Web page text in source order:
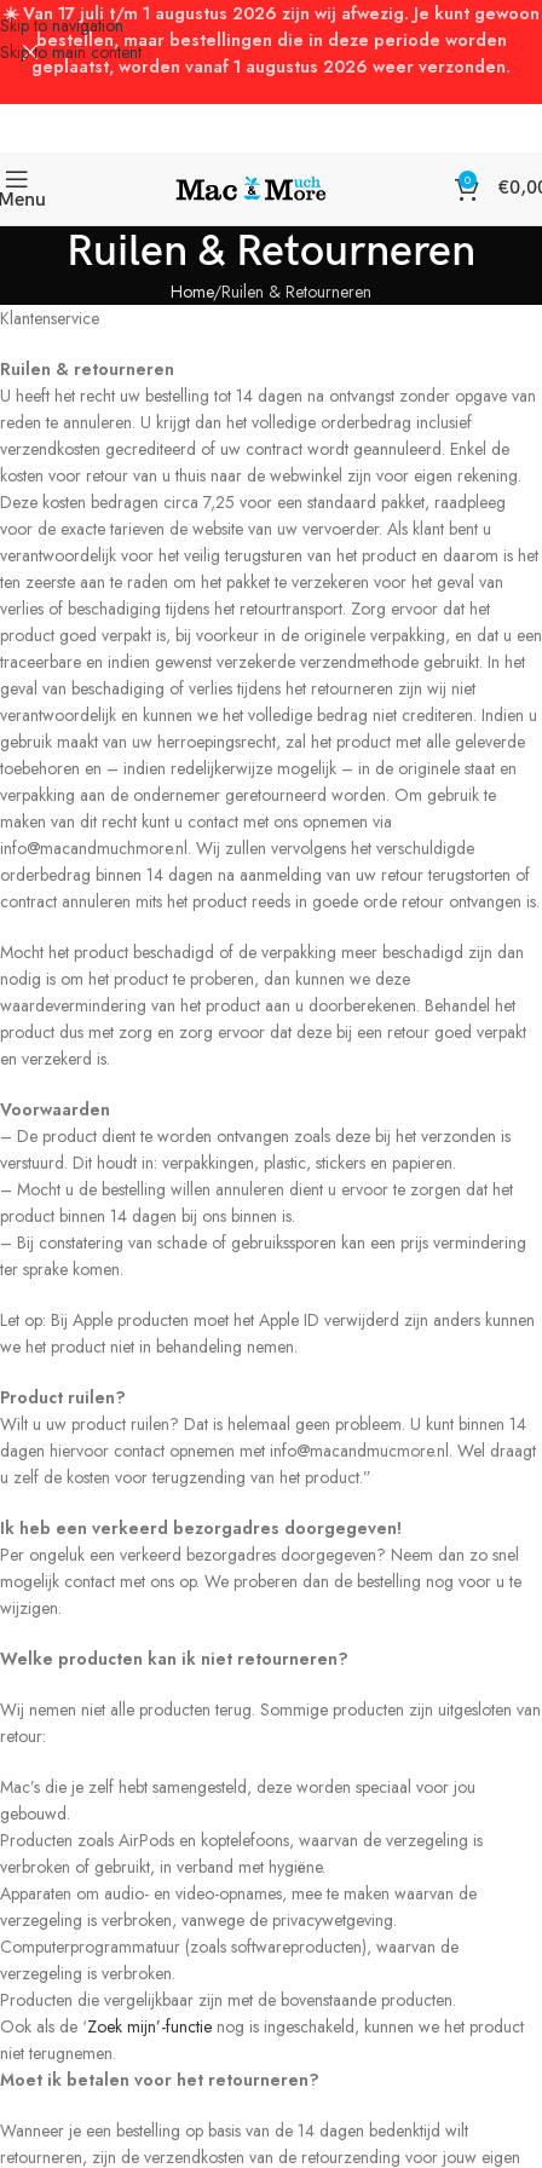
Skip to navigation
Skip to main content
0 €
Ruilen & Retourneren
Home Ruilen & Retourneren
Klantenservice
Ruilen & retourneren
U heeft het recht uw bestelling tot 14 dagen na ontvangst zonder opgave van
reden te annuleren. U krijgt dan het volledige orderbedrag inclusief
verzendkosten gecrediteerd of uw contract wordt geannuleerd. Enkel de
kosten voor retour van u thuis naar de webwinkel zijn voor eigen rekening.
Deze kosten bedragen circa 7,25 voor een standaard pakket, raadpleeg
voor de exacte tarieven de website van uw vervoerder. Als klant bent u
verantwoordelijk voor het veilig terugsturen van het product en daarom is het
ten zeerste aan te raden om het pakket te verzekeren voor het geval van
verlies of beschadiging tijdens het retourtransport. Zorg ervoor dat het
product goed verpakt is, bij voorkeur in de originele verpakking, en dat u een
traceerbare en indien gewenst verzekerde verzendmethode gebruikt. In het
geval van beschadiging of verlies tijdens het retourneren zijn wij niet
verantwoordelijk en kunnen we het volledige bedrag niet crediteren. Indien u
gebruik maakt van uw herroepingsrecht, zal het product met alle geleverde
toebehoren en – indien redelijkerwijze mogelijk – in de originele staat en
verpakking aan de ondernemer geretourneerd worden. Om gebruik te
maken van dit recht kunt u contact met ons opnemen via
info@macandmuchmore.nl. Wij zullen vervolgens het verschuldigde
orderbedrag binnen 14 dagen na aanmelding van uw retour terugstorten of
contract annuleren mits het product reeds in goede orde retour ontvangen is.
Mocht het product beschadigd of de verpakking meer beschadigd zijn dan
nodig is om het product te proberen, dan kunnen we deze
waardevermindering van het product aan u doorberekenen. Behandel het
product dus met zorg en zorg ervoor dat deze bij een retour goed verpakt
en verzekerd is.
Voorwaarden
– De product dient te worden ontvangen zoals deze bij het verzonden is
verstuurd. Dit houdt in: verpakkingen, plastic, stickers en papieren.
– Mocht u de bestelling willen annuleren dient u ervoor te zorgen dat het
product binnen 14 dagen bij ons binnen is.
– Bij constatering van schade of gebruikssporen kan een prijs vermindering
ter sprake komen.
Let op: Bij Apple producten moet het Apple ID verwijderd zijn anders kunnen
we het product niet in behandeling nemen.
Product ruilen?
Wilt u uw product ruilen? Dat is helemaal geen probleem. U kunt binnen 14
dagen hiervoor contact opnemen met info@macandmucmore.nl. Wel draagt
u zelf de kosten voor terugzending van het product.”
Ik heb een verkeerd bezorgadres doorgegeven!
Per ongeluk een verkeerd bezorgadres doorgegeven? Neem dan zo snel
mogelijk contact met ons op. We proberen dan de bestelling nog voor u te
wijzigen.
Welke producten kan ik niet retourneren?
Wij nemen niet alle producten terug. Sommige producten zijn uitgesloten van
retour:
Mac’s die je zelf hebt samengesteld, deze worden speciaal voor jou
gebouwd.
Producten zoals AirPods en koptelefoons, waarvan de verzegeling is
verbroken of gebruikt, in verband met hygiëne.
Apparaten om audio- en video-opnames, mee te maken waarvan de
verzegeling is verbroken, vanwege de privacywetgeving.
Computerprogrammatuur (zoals softwareproducten), waarvan de
verzegeling is verbroken.
Producten die vergelijkbaar zijn met de bovenstaande producten.
Ook als de ‘Zoek mijn’-functie nog is ingeschakeld, kunnen we het product
niet terugnemen.
Moet ik betalen voor het retourneren?
Wanneer je een bestelling op basis van de 14 dagen bedenktijd wilt
retourneren, zijn de verzendkosten van de retourzending voor jouw eigen
☀️ Van 17 juli t/m 1 augustus 2026 zijn wij afwezig. Je kunt gewoon
bestellen, maar bestellingen die in deze periode worden
geplaatst, worden vanaf 1 augustus 2026 weer verzonden.